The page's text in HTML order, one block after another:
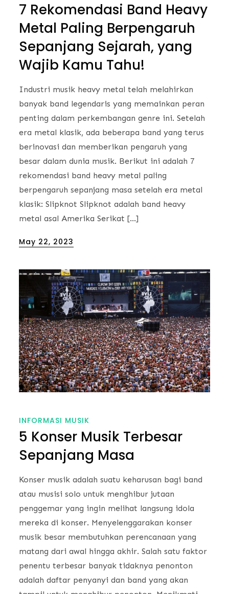
7 Rekomendasi Band Heavy
Metal Paling Berpengaruh
Sepanjang Sejarah, yang
Wajib Kamu Tahu!
Industri musik heavy metal telah melahirkan
banyak band legendaris yang memainkan peran
penting dalam perkembangan genre ini. Setelah
era metal klasik, ada beberapa band yang terus
berinovasi dan memberikan pengaruh yang
besar dalam dunia musik. Berikut ini adalah 7
rekomendasi band heavy metal paling
berpengaruh sepanjang masa setelah era metal
klasik: Slipknot Slipknot adalah band heavy
metal asal Amerika Serikat […]
Posted
May 22, 2023
INFORMASI MUSIK
5 Konser Musik Terbesar
Sepanjang Masa
Konser musik adalah suatu keharusan bagi band
atau musisi solo untuk menghibur jutaan
penggemar yang ingin melihat langsung idola
mereka di konser. Menyelenggarakan konser
musik besar membutuhkan perencanaan yang
matang dari awal hingga akhir. Salah satu faktor
penentu terbesar banyak tidaknya penonton
adalah daftar penyanyi dan band yang akan